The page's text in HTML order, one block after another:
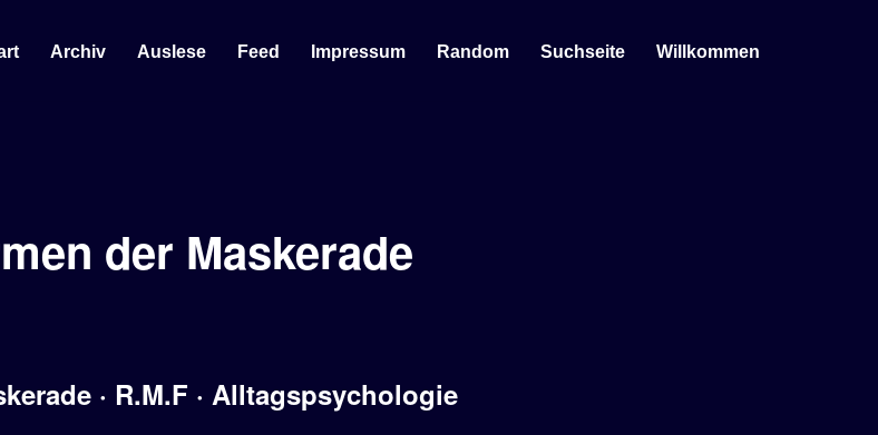
Archiv Auslese Feed Impressum Random Suchseite Willkommen
der Maskerade
· R.M.F · Alltagspsychologie